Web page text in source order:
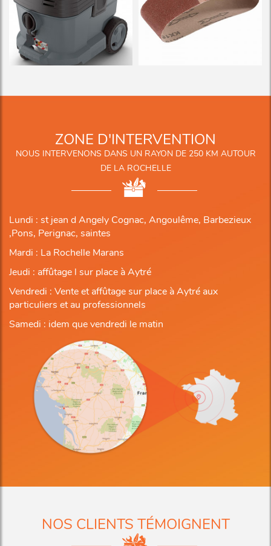
ZONE D'INTERVENTION
NOUS INTERVENONS DANS UN RAYON DE 250 KM AUTOUR
DE LA ROCHELLE
Lundi : st jean d Angely Cognac, Angoulême, Barbezieux
,Pons, Perignac, saintes
Mardi : La Rochelle Marans
Jeudi : affûtage l sur place à Aytré
Vendredi : Vente et affûtage sur place à Aytré aux
particuliers et au professionnels
Samedi : idem que vendredi le matin
NOS CLIENTS TÉMOIGNENT